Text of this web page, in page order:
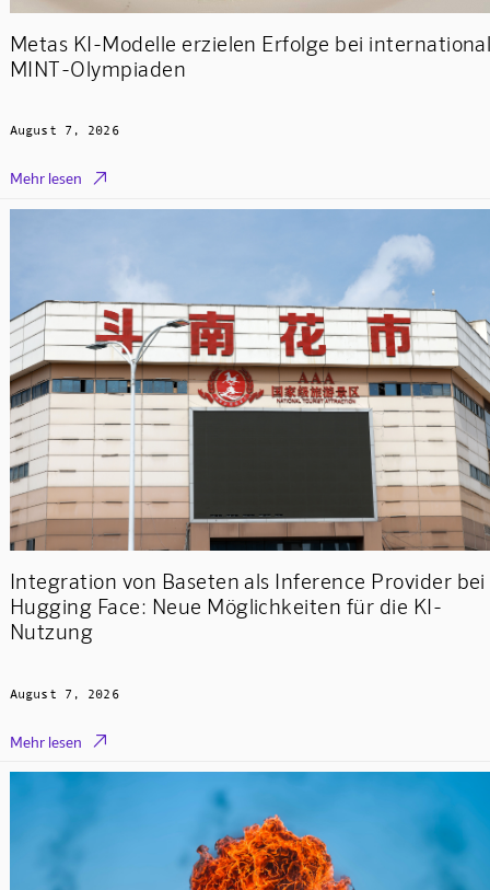
Metas KI-Modelle erzielen Erfolge bei
MINT-Olympiaden
August 7, 2026
Mehr lesen 
Integration von Baseten als Inference Provider bei
Hugging Face: Neue Möglichkeiten für die KI-
Nutzung
August 7, 2026
Mehr lesen 